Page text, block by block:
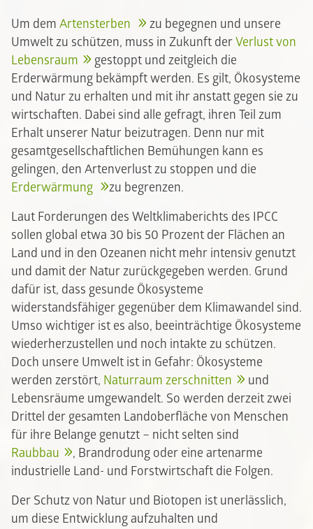
Um dem Artensterben
zu begegnen und unsere
Umwelt zu schützen, muss in Zukunft derVerlust von
Lebensraum
gestoppt und zeitgleich die
Erderwärmung bekämpft werden. Es gilt, Ökosysteme
und Natur zu erhalten und mit ihr anstatt gegen sie zu
wirtschaften. Dabei sind alle gefragt, ihren Teil zum
Erhalt unserer Natur beizutragen. Denn nur mit
gesamtgesellschaftlichen Bemühungen kann es
gelingen, den Artenverlust zu stoppen und die
Erderwärmung
zu begrenzen.
Laut Forderungen des Weltklimaberichts des IPCC
sollen global etwa 30 bis 50 Prozent der Flächen an
Land und in den Ozeanen nicht mehr intensiv genutzt
und damit der Natur zurückgegeben werden. Grund
dafür ist, dass gesunde Ökosysteme
widerstandsfähiger gegenüber dem Klimawandel sind.
Umso wichtiger ist es also, beeinträchtige Ökosysteme
wiederherzustellen und noch intakte zu schützen.
Doch unsere Umwelt ist in Gefahr: Ökosysteme
werden zerstört, Naturraum zerschnitten
und
Lebensräume umgewandelt. So werden derzeit zwei
Drittel der gesamten Landoberfläche von Menschen
für ihre Belange genutzt – nicht selten sind
Raubbau
, Brandrodung oder eine artenarme
industrielle Land- und Forstwirtschaft die Folgen.
Der Schutz von Natur und Biotopen ist unerlässlich,
um diese Entwicklung aufzuhalten und